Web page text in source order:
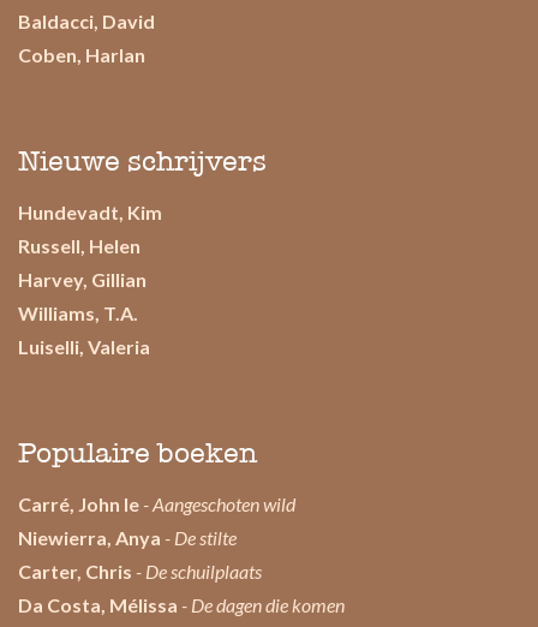
Baldacci, David
Coben, Harlan
Nieuwe schrijvers
Hundevadt, Kim
Russell, Helen
Harvey, Gillian
Williams, T.A.
Luiselli, Valeria
Populaire boeken
Carré, John le - Aangeschoten wild
Niewierra, Anya - De stilte
Carter, Chris - De schuilplaats
Da Costa, Mélissa - De dagen die komen